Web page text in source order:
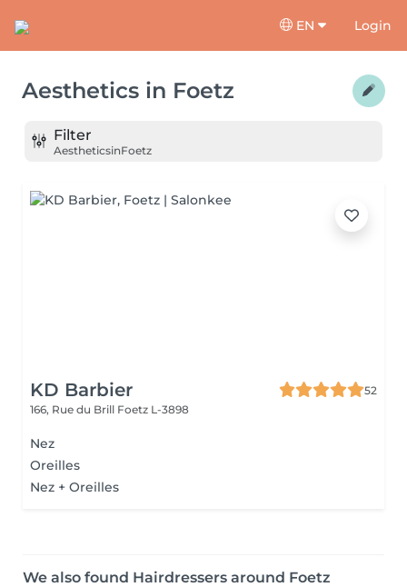
EN Login
Aesthetics in Foetz
Filter
AestheticsinFoetz
KD Barbier
52
166, Rue du Brill Foetz L-3898
Nez
Oreilles
Nez + Oreilles
We also found Hairdressers around Foetz